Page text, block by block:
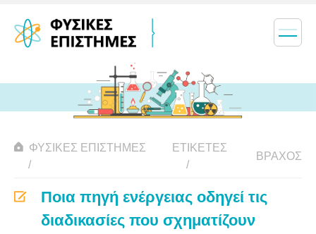
ΦΥΣΙΚΈΣ ΕΠΙΣΤΉΜΕΣ ΕΤΙΚΈΤΕΣ
ΒΡΆΧΟΣ
Ποια πηγή ενέργειας οδηγεί τις
διαδικασίες που σχηματίζουν